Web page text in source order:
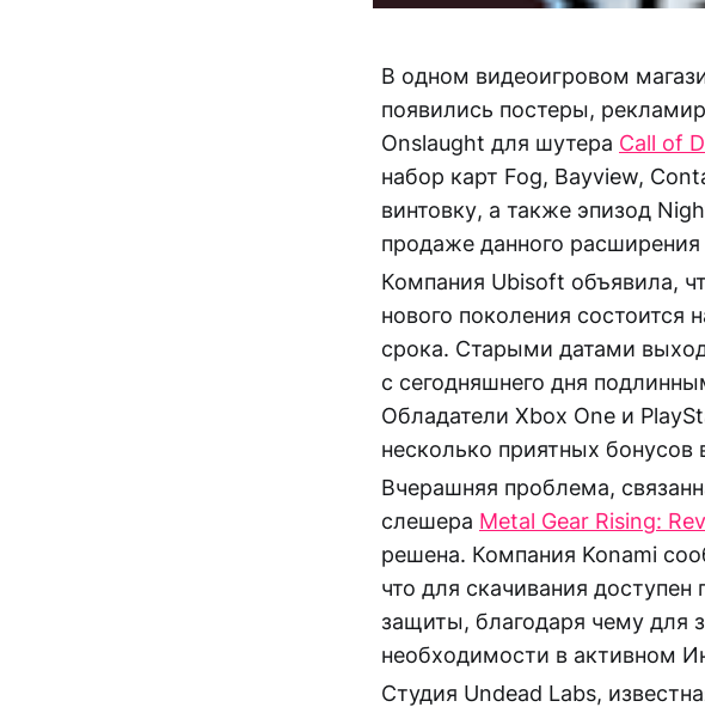
В одном видеоигровом
появились постеры,
Onslaught для шутера Call of
набор карт Fog, Bayview,
винтовку, а также эпизод
продаже данного расширения
Компания Ubisoft объявила,
нового поколения состоится
срока. Старыми датами
с сегодняшнего дня
Обладатели Xbox One и
несколько приятных бонусов
Вчерашняя проблема,
слешера Metal Gear Rising:
решена. Компания Konami
что для скачивания
защиты, благодаря чему для
необходимости в активном
Студия Undead Labs,